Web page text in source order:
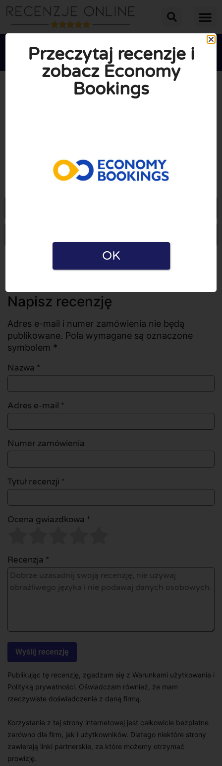

ŚREDNIA OCENA: 10/10
Wszystkie recenzje
Napisz recenzję
Adres e-mail i numer zamówienia nie będą
publikowane. Pola wymagane są oznaczone
symbolem *
Nazwa *
Adres e-mail *
Numer zamówienia
Tytuł recenzji *
Ocena gwiazdkowa *
Recenzja *
Publikując tę recenzję, zgadzam się z Warunkami użytkowania i
Polityką prywatności. Oświadczam również, że mam
rzeczywiste doświadczenia z daną firmą.
Korzystanie z tej strony internetowej jest całkowicie bezpłatne
zarówno dla firm, jak i użytkowników. Dlatego niektóre strony
zawierają linki partnerskie, za które możemy otrzymać
prowizję.
Przeczytaj recenzje i
zobacz Economy
Bookings
OK